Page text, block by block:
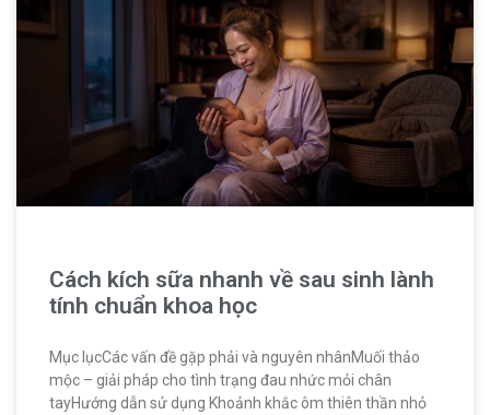
Cách kích sữa nhanh về sau sinh lành
tính chuẩn khoa học
Mục lụcCác vấn đề gặp phải và nguyên nhânMuối thảo
mộc – giải pháp cho tình trạng đau nhức mỏi chân
tayHướng dẫn sử dụng Khoảnh khắc ôm thiên thần nhỏ